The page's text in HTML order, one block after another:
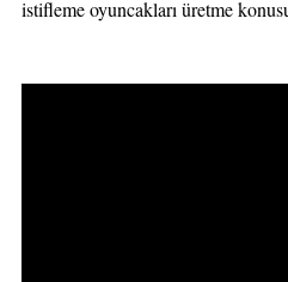
istifleme oyuncakları üretme